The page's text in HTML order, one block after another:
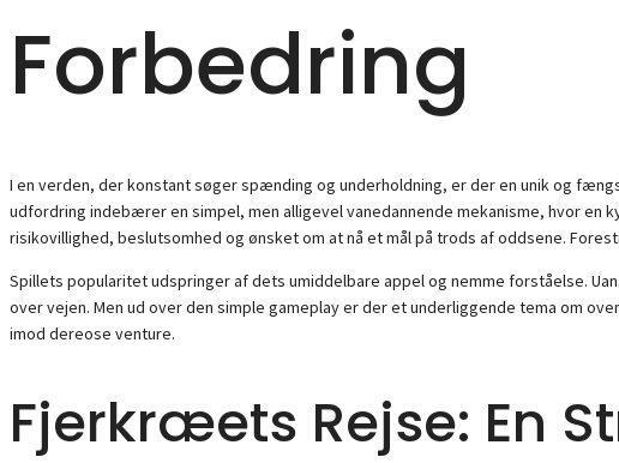
Forbedring
I en verden, der konstant søger spænding og underholdning, er der en unik og
udfordring indebærer en simpel, men alligevel vanedannende mekanisme, hvor
risikovillighed, beslutsomhed og ønsket om at nå et mål på trods af oddsene.
Spillets popularitet udspringer af dets umiddelbare appel og nemme forståelse.
over vejen. Men ud over den simple gameplay er der et underliggende tema om
imod dereose venture.
Fjerkræets Rejse: En